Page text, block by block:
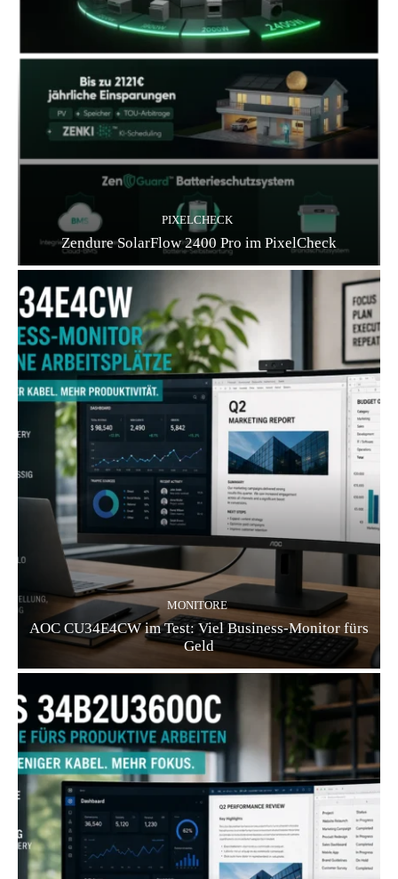
PIXELCHECK
Zendure SolarFlow 2400 Pro im PixelCheck
MONITORE
AOC CU34E4CW im Test: Viel Business-Monitor fürs
Geld